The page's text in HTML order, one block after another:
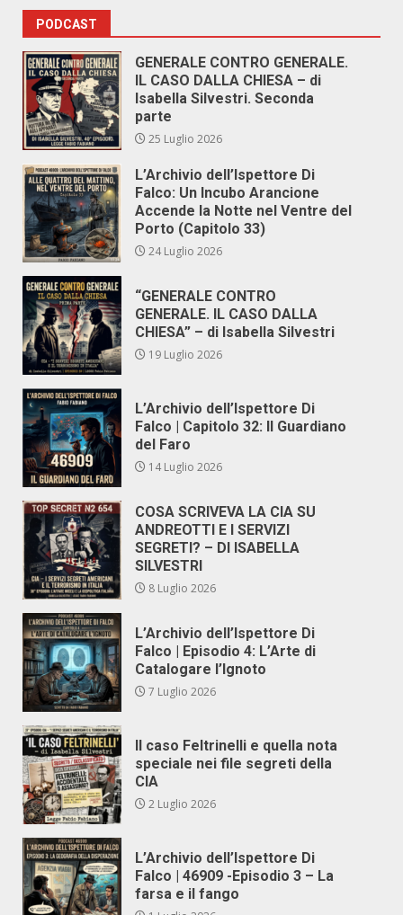
PODCAST
GENERALE CONTRO GENERALE.
IL CASO DALLA CHIESA – di
Isabella Silvestri. Seconda
parte
25 Luglio 2026
L’Archivio dell’Ispettore Di
Falco: Un Incubo Arancione
Accende la Notte nel Ventre del
Porto (Capitolo 33)
24 Luglio 2026
“GENERALE CONTRO
GENERALE. IL CASO DALLA
CHIESA” – di Isabella Silvestri
19 Luglio 2026
L’Archivio dell’Ispettore Di
Falco | Capitolo 32: Il Guardiano
del Faro
14 Luglio 2026
COSA SCRIVEVA LA CIA SU
ANDREOTTI E I SERVIZI
SEGRETI? – DI ISABELLA
SILVESTRI
8 Luglio 2026
L’Archivio dell’Ispettore Di
Falco | Episodio 4: L’Arte di
Catalogare l’Ignoto
7 Luglio 2026
Il caso Feltrinelli e quella nota
speciale nei file segreti della
CIA
2 Luglio 2026
L’Archivio dell’Ispettore Di
Falco | 46909 -Episodio 3 – La
farsa e il fango